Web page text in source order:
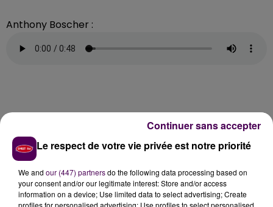
Anthony Boscher :
Le respect de votre vie privée est notre priorité
We and our (447) partnersdo the following data processing based on
your consent and/or our legitimate interest: Store and/or access
information on a device; Use limited data to select advertising; Create
profiles for personalised advertising; Use profiles to select personalised
Continuer sans accepter